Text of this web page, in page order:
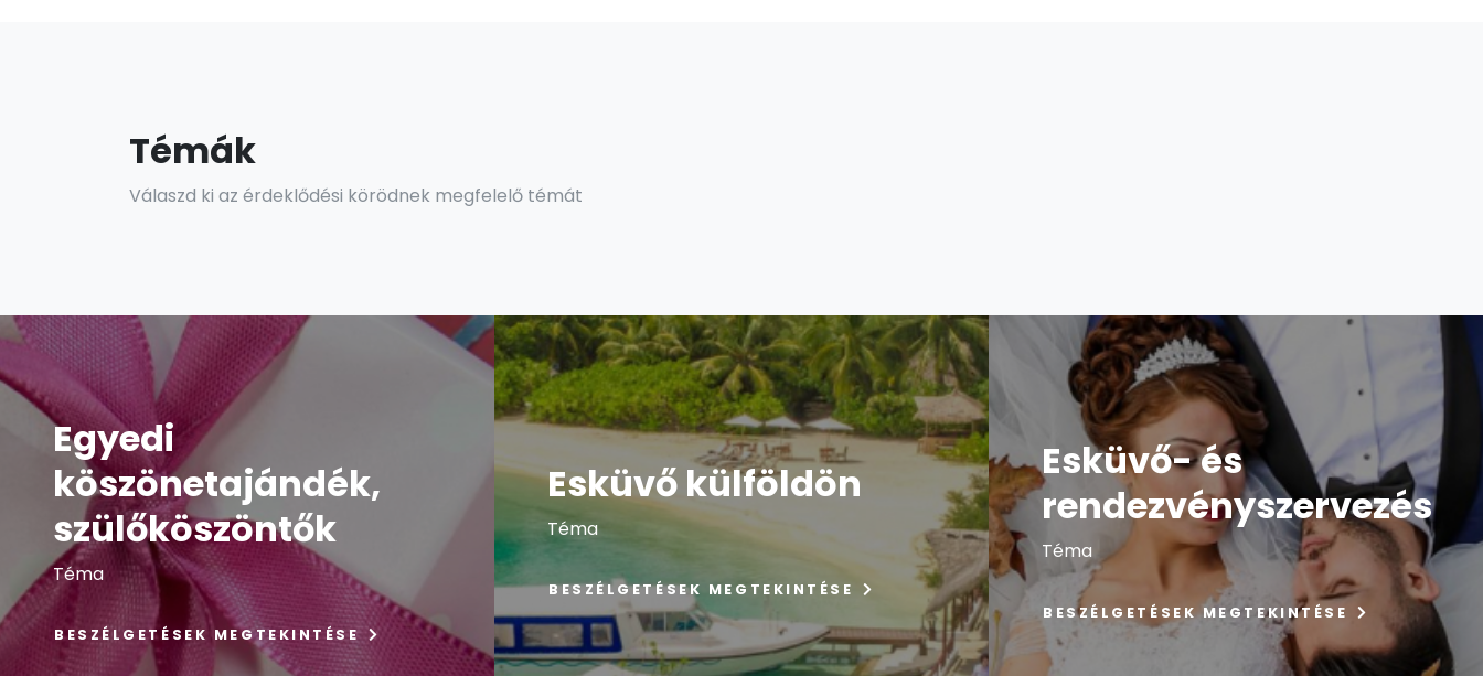
Témák
Válaszd ki az érdeklődési körödnek megfelelő témát
Egyedi
köszönetajándék,
szülőköszöntők
Téma
BESZÉLGETÉSEK MEGTEKINTÉSE
Esküvő külföldön
Téma
BESZÉLGETÉSEK MEGTEKINTÉSE
Esküvő- és
rendezvényszervezés
Téma
BESZÉLGETÉSEK MEGTEKINTÉSE